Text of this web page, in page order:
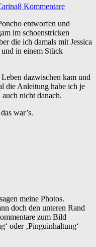
8 Kommentare
entworfen und
im schoenstricken
die ich damals mit Jessica
in einem Stück
dazwischen kam und
die Anleitung habe ich je
nicht danach.
war’s.
meine Photos.
doch den unteren Rand
zum Bild
oder ‚Pinguinhaltung‘ –